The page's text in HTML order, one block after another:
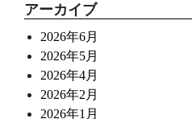
アーカイブ
2026年6月
2026年5月
2026年4月
2026年2月
2026年1月